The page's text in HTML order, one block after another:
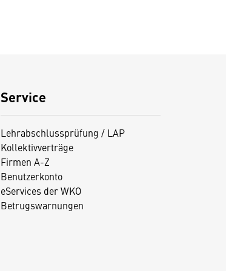
Service
Lehrabschlussprüfung / LAP
Kollektivverträge
Firmen A-Z
Benutzerkonto
eServices der WKO
Betrugswarnungen